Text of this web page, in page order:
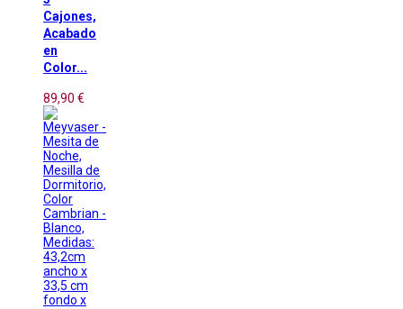
Cajones,
Acabado
en
Color...
89,90 €